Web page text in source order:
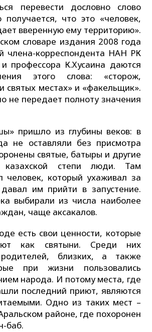
перевести дословно слово
получается, что это «человек,
вверенную ему территорию».
словаре издания 2008 года
члена-корреспондента НАН РК
профессора К.Хусаина даются
этого слова: «сторож,
святых местах» и «факельщик».
не передает полноту значения
пришло из глубины веков: в
не оставляли без присмотра
святые, батыры и другие
казахской степи люди. Там
человек, который ухаживал за
им прийти в запустение.
выбирали из числа наиболее
чаще аксакалов.
есть свои ценности, которые
как святыни. Среди них
близких, а также
при жизни пользовались
народа. И потому места, где
последний приют, являются
Одно из таких мест –
районе, где похоронен
баб.